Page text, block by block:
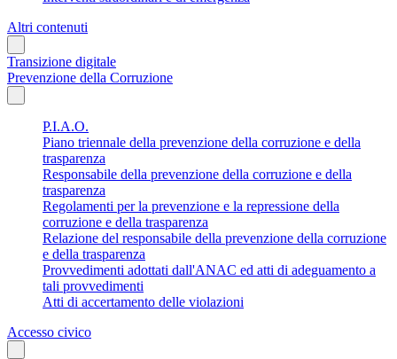
Altri contenuti
Transizione digitale
Prevenzione della Corruzione
P.I.A.O.
Piano triennale della prevenzione della corruzione e della
trasparenza
Responsabile della prevenzione della corruzione e della
trasparenza
Regolamenti per la prevenzione e la repressione della
corruzione e della trasparenza
Relazione del responsabile della prevenzione della corruzione
e della trasparenza
Provvedimenti adottati dall'ANAC ed atti di adeguamento a
tali provvedimenti
Atti di accertamento delle violazioni
Accesso civico